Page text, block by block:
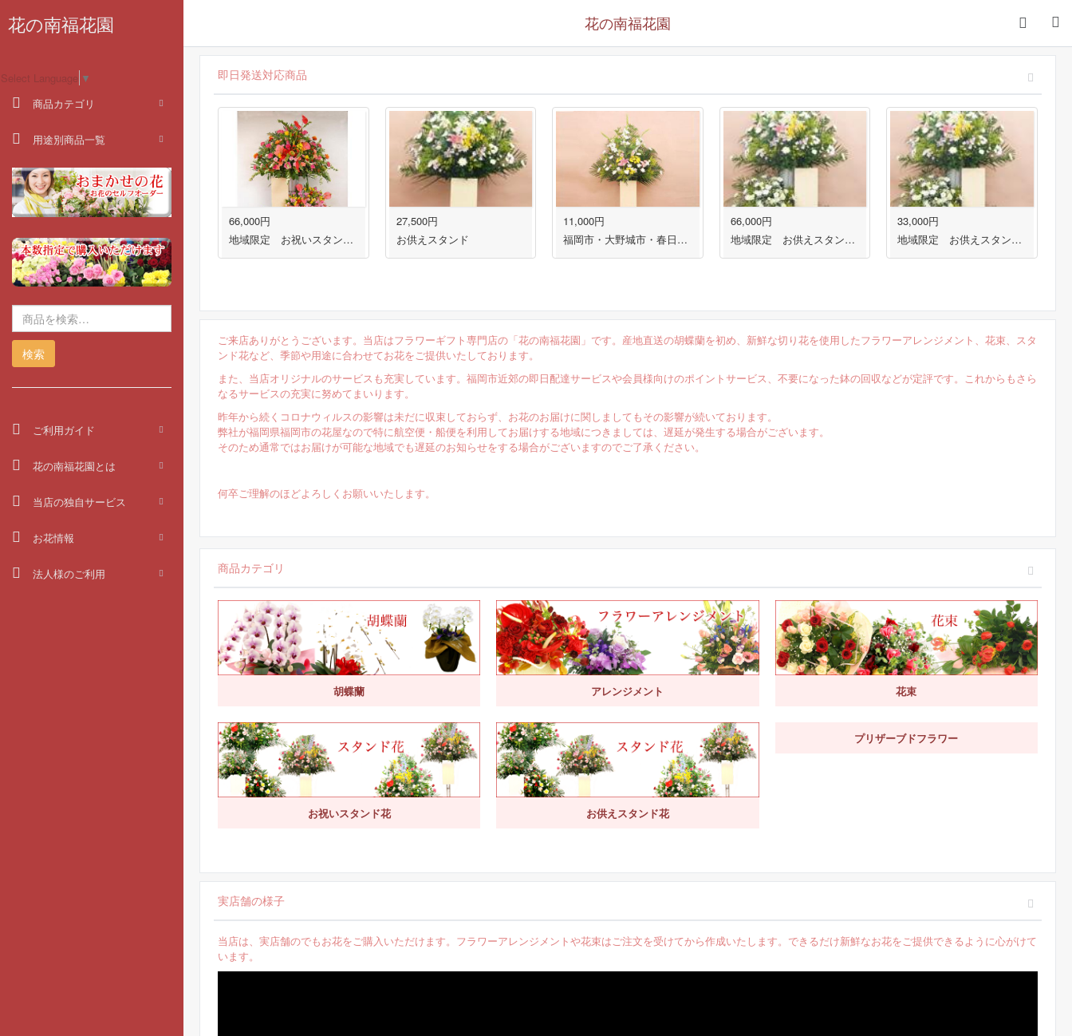
花の南福花園
Select Language ▼
商品カテゴリ
用途別商品一覧
検索
ご利用ガイド
花の南福花園とは
当店の独自サービス
お花情報
法人様のご利用
花の南福花園
即日発送対応商品
66,000円
地域限定 お祝いスタンド 福岡市・春日市・大野城市・太宰府市対応
27,500円
お供えスタンド
11,000円
福岡市・大野城市・春日市限定 御供スタンド花 即日出荷対応！
66,000円
地域限定 お供えスタンド３段盛り１対
33,000円
地域限定 お供えスタンド３段盛り
ご来店ありがとうございます。当店はフラワーギフト専門店の「花の南福花園」です。産地直送の胡蝶蘭を初め、新鮮な切り花を使用したフラワーアレンジメント、花束、スタ
ンド花など、季節や用途に合わせてお花をご提供いたしております。
また、当店オリジナルのサービスも充実しています。福岡市近郊の即日配達サービスや会員様向けのポイントサービス、不要になった鉢の回収などが定評です。これからもさら
なるサービスの充実に努めてまいります。
昨年から続くコロナウィルスの影響は未だに収束しておらず、お花のお届けに関しましてもその影響が続いております。
弊社が福岡県福岡市の花屋なので特に航空便・船便を利用してお届けする地域につきましては、遅延が発生する場合がございます。
そのため通常ではお届けが可能な地域でも遅延のお知らせをする場合がございますのでご了承ください。
何卒ご理解のほどよろしくお願いいたします。
商品カテゴリ
胡蝶蘭 アレンジメント 花束
お祝いスタンド花 お供えスタンド花
プリザーブドフラワー
実店舗の様子
当店は、実店舗のでもお花をご購入いただけます。フラワーアレンジメントや花束はご注文を受けてから作成いたします。できるだけ新鮮なお花をご提供できるように心がけて
います。